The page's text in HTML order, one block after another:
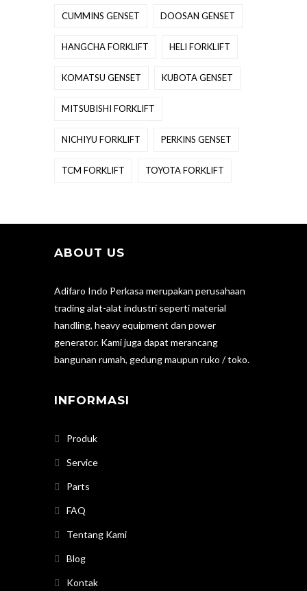
CUMMINS GENSET DOOSAN GENSET
HANGCHA FORKLIFT HELI FORKLIFT
KOMATSU GENSET KUBOTA GENSET
MITSUBISHI FORKLIFT
NICHIYU FORKLIFT PERKINS GENSET
TCM FORKLIFT TOYOTA FORKLIFT
ABOUT US
Adifaro Indo Perkasa merupakan perusahaan
trading alat-alat industri seperti material
handling, heavy equipment dan power
generator. Kami juga dapat merancang
bangunan rumah, gedung maupun ruko / toko.
INFORMASI
Produk
Service
Parts
FAQ
Tentang Kami
Blog
Kontak